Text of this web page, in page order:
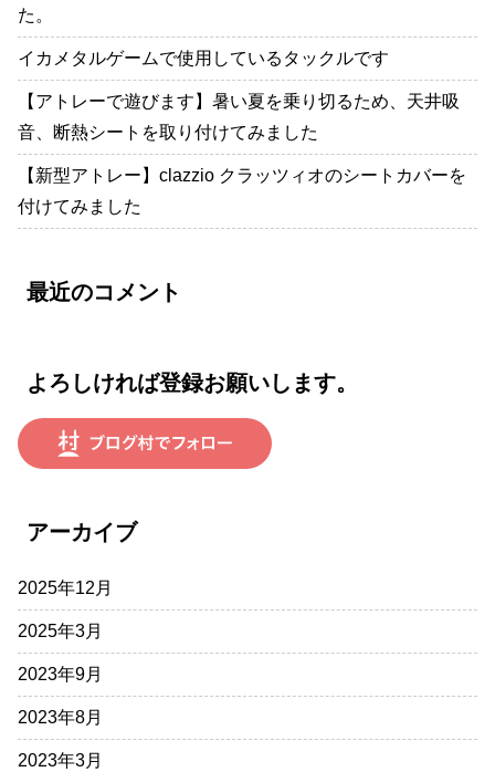
た。
イカメタルゲームで使用しているタックルです
【アトレーで遊びます】暑い夏を乗り切るため、天井吸
音、断熱シートを取り付けてみました
【新型アトレー】clazzio クラッツィオのシートカバーを
付けてみました
最近のコメント
よろしければ登録お願いします。
アーカイブ
2025年12月
2025年3月
2023年9月
2023年8月
2023年3月